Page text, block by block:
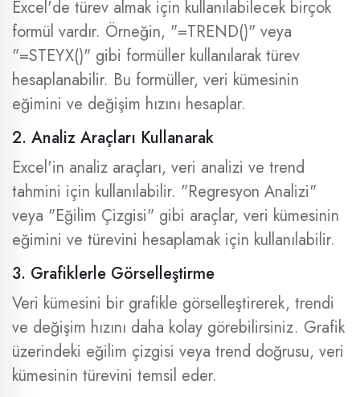
Excel'de türev almak için kullanılabilecek birçok
formül vardır. Örneğin, "=TREND()" veya
"=STEYX()" gibi formüller kullanılarak türev
hesaplanabilir. Bu formüller, veri kümesinin
eğimini ve değişim hızını hesaplar.
2. Analiz Araçları Kullanarak
Excel'in analiz araçları, veri analizi ve trend
tahmini için kullanılabilir. "Regresyon Analizi"
veya "Eğilim Çizgisi" gibi araçlar, veri kümesinin
eğimini ve türevini hesaplamak için kullanılabilir.
3. Grafiklerle Görselleştirme
Veri kümesini bir grafikle görselleştirerek, trendi
ve değişim hızını daha kolay görebilirsiniz. Grafik
üzerindeki eğilim çizgisi veya trend doğrusu, veri
kümesinin türevini temsil eder.